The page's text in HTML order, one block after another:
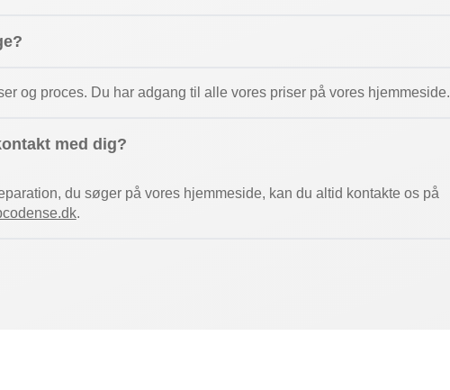
og proces. Du har adgang til alle vores priser på vores hjemmeside.
med dig?
du søger på vores hjemmeside, kan du altid kontakte os på
.